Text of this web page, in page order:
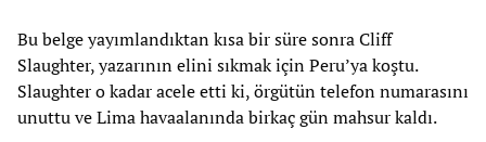
Bu belge yayımlandıktan kısa bir süre sonra Cliff
Slaughter, yazarının elini sıkmak için Peru’ya koştu.
Slaughter o kadar acele etti ki, örgütün telefon numarasını
unuttu ve Lima havaalanında birkaç gün mahsur kaldı.